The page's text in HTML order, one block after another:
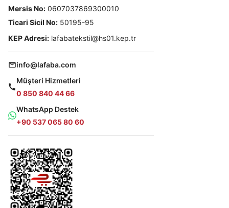
Mersis No: 0607037869300010
Ticari Sicil No: 50195-95
KEP Adresi: lafabatekstil@hs01.kep.tr
info@lafaba.com
Müşteri Hizmetleri
0 850 840 44 66
WhatsApp Destek
+90 537 065 80 60